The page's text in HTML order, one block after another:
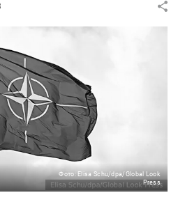
Фото: Elisa Schu/dpa/Global Look
Press